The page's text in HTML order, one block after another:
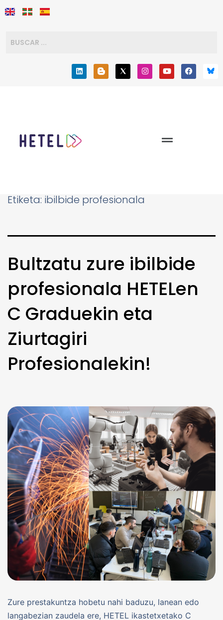
Etiketa: ibilbide profesionala
Bultzatu zure ibilbide
profesionala HETELen
C Graduekin eta
Ziurtagiri
Profesionalekin!
Zure prestakuntza hobetu nahi baduzu, lanean edo
langabezian zaudela ere, HETEL ikastetxetako C